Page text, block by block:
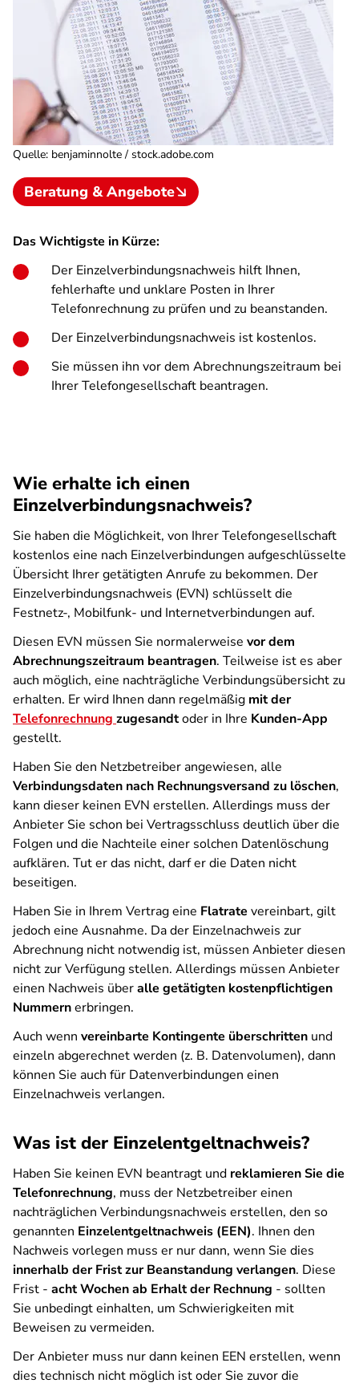
Quelle: benjaminnolte / stock.adobe.com
Beratung & Angebote
Das Wichtigste in Kürze:
Der Einzelverbindungsnachweis hilft Ihnen,
fehlerhafte und unklare Posten in Ihrer
Telefonrechnung zu prüfen und zu beanstanden.
Der Einzelverbindungsnachweis ist kostenlos.
Sie müssen ihn vor dem Abrechnungszeitraum bei
Ihrer Telefongesellschaft beantragen.
Wie erhalte ich einen
Einzelverbindungsnachweis?
Sie haben die Möglichkeit, von Ihrer Telefongesellschaft
kostenlos eine nach Einzelverbindungen aufgeschlüsselte
Übersicht Ihrer getätigten Anrufe zu bekommen. Der
Einzelverbindungsnachweis (EVN) schlüsselt die
Festnetz-, Mobilfunk- und Internetverbindungen auf.
Diesen EVN müssen Sie normalerweise vor dem
Abrechnungszeitraum beantragen. Teilweise ist es aber
auch möglich, eine nachträgliche Verbindungsübersicht zu
erhalten. Er wird Ihnen dann regelmäßig mit der
Telefonrechnung zugesandtoder in Ihre Kunden-App
gestellt.
Haben Sie den Netzbetreiber angewiesen, alle
Verbindungsdaten nach Rechnungsversand zu löschen,
kann dieser keinen EVN erstellen. Allerdings muss der
Anbieter Sie schon bei Vertragsschluss deutlich über die
Folgen und die Nachteile einer solchen Datenlöschung
aufklären. Tut er das nicht, darf er die Daten nicht
beseitigen.
Haben Sie in Ihrem Vertrag eine Flatrate vereinbart, gilt
jedoch eine Ausnahme. Da der Einzelnachweis zur
Abrechnung nicht notwendig ist, müssen Anbieter diesen
nicht zur Verfügung stellen. Allerdings müssen Anbieter
einen Nachweis überalle getätigten kostenpflichtigen
Nummernerbringen.
Auch wenn vereinbarte Kontingente überschritten und
einzeln abgerechnet werden (z. B. Datenvolumen), dann
können Sie auch für Datenverbindungen einen
Einzelnachweis verlangen.
Was ist der Einzelentgeltnachweis?
Haben Sie keinen EVN beantragt und reklamieren Sie die
Telefonrechnung, muss der Netzbetreiber einen
nachträglichen Verbindungsnachweis erstellen, den so
genannten Einzelentgeltnachweis (EEN). Ihnen den
Nachweis vorlegen muss er nur dann, wenn Sie dies
innerhalb der Frist zur Beanstandung verlangen. Diese
Frist - acht Wochen ab Erhalt der Rechnung - sollten
Sie unbedingt einhalten, um Schwierigkeiten mit
Beweisen zu vermeiden.
Der Anbieter muss nur dann keinen EEN erstellen, wenn
dies technisch nicht möglich ist oder Sie zuvor die